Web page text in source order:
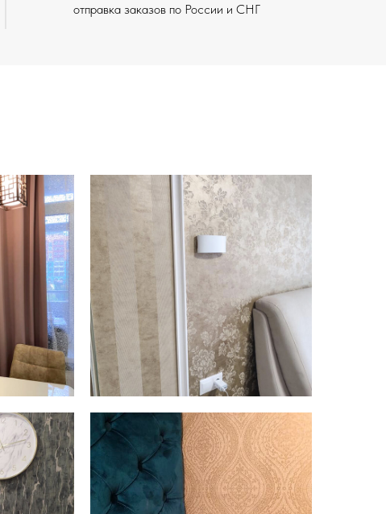
отправка заказов по России и СНГ